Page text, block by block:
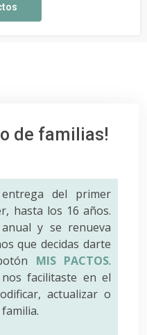
de familias!
del primer
hasta los 16 años.
y se renueva
que decidas darte
MIS PACTOS.
facilitaste en el
actualizar o